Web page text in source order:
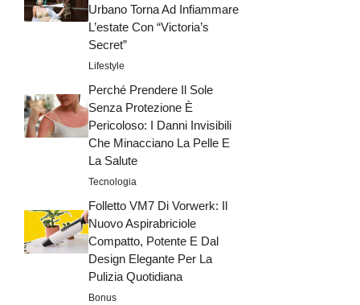
Urbano Torna Ad Infiammare
L’estate Con “Victoria’s
Secret”
Lifestyle
Perché Prendere Il Sole
Senza Protezione È
Pericoloso: I Danni Invisibili
Che Minacciano La Pelle E
La Salute
Tecnologia
Folletto VM7 Di Vorwerk: Il
Nuovo Aspirabriciole
Compatto, Potente E Dal
Design Elegante Per La
Pulizia Quotidiana
Bonus